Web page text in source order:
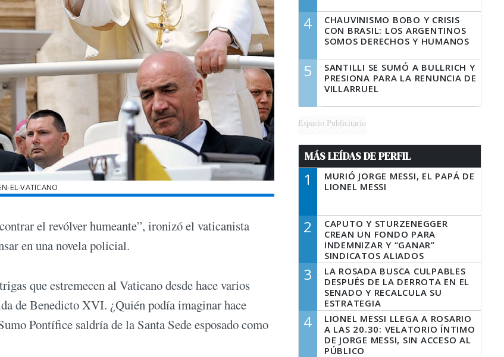
EL-VATICANO
el revólver humeante”, ironizó el vaticanista
en una novela policial.
que estremecen al Vaticano desde hace varios
de Benedicto XVI. ¿Quién podía imaginar hace
Pontífice saldría de la Santa Sede esposado como
4
CHAUVINISMO BOBO Y CRISIS
CON BRASIL: LOS ARGENTINOS
SOMOS DERECHOS Y HUMANOS
5
SANTILLI SE SUMÓ A BULLRICH Y
PRESIONA PARA LA RENUNCIA DE
VILLARRUEL
Espacio Publicitario
MÁS LEÍDAS DE PERFIL
1
MURIÓ JORGE MESSI, EL PAPÁ DE
LIONEL MESSI
2
CAPUTO Y STURZENEGGER
CREAN UN FONDO PARA
INDEMNIZAR Y “GANAR”
SINDICATOS ALIADOS
3
LA ROSADA BUSCA CULPABLES
DESPUÉS DE LA DERROTA EN EL
SENADO Y RECALCULA SU
ESTRATEGIA
4
LIONEL MESSI LLEGA A ROSARIO
A LAS 20.30: VELATORIO ÍNTIMO
DE JORGE MESSI, SIN ACCESO AL
PÚBLICO